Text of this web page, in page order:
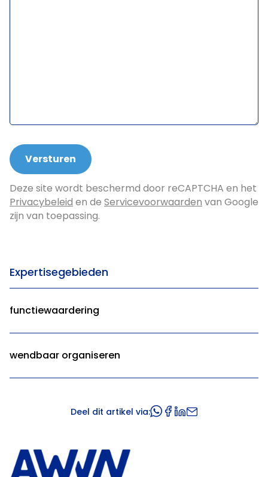
Deze site wordt beschermd door reCAPTCHA en het
Privacybeleid en de Servicevoorwaarden van Google
zijn van toepassing.
Expertisegebieden
functiewaardering
wendbaar organiseren
Deel dit artikel via: